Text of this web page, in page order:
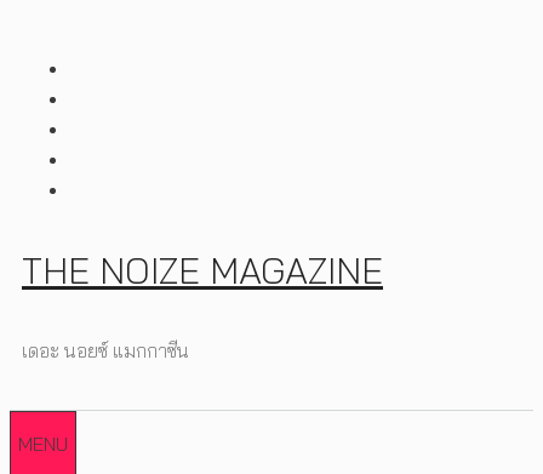
THE NOIZE MAGAZINE
เดอะ นอยซ์ แมกกาซีน
MENU